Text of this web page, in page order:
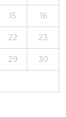
15 16
22 23
29 30